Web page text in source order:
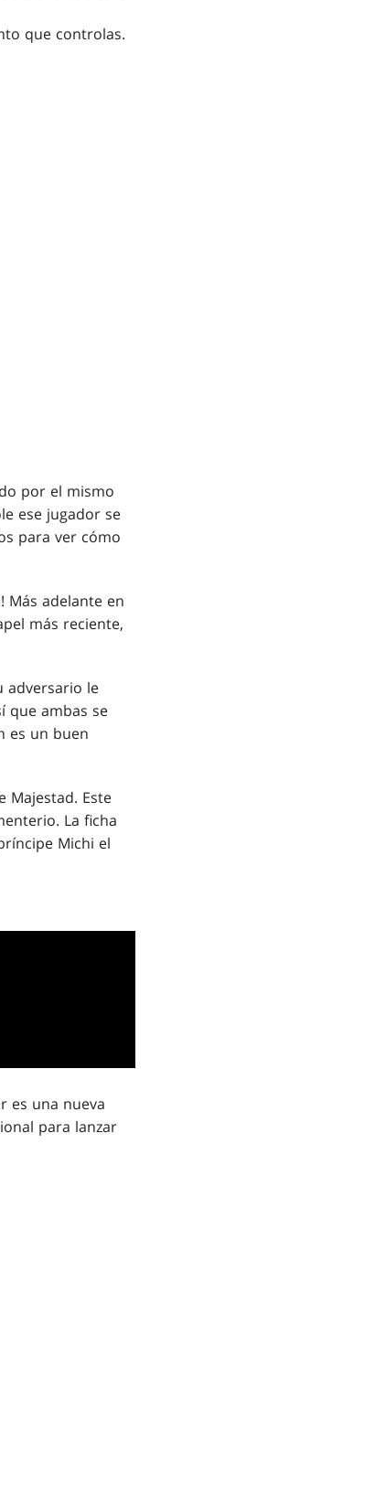
que controlas.
por el mismo
ese jugador se
para ver cómo
Más adelante en
más reciente,
adversario le
que ambas se
es un buen
Majestad. Este
La ficha
Michi el
es una nueva
para lanzar